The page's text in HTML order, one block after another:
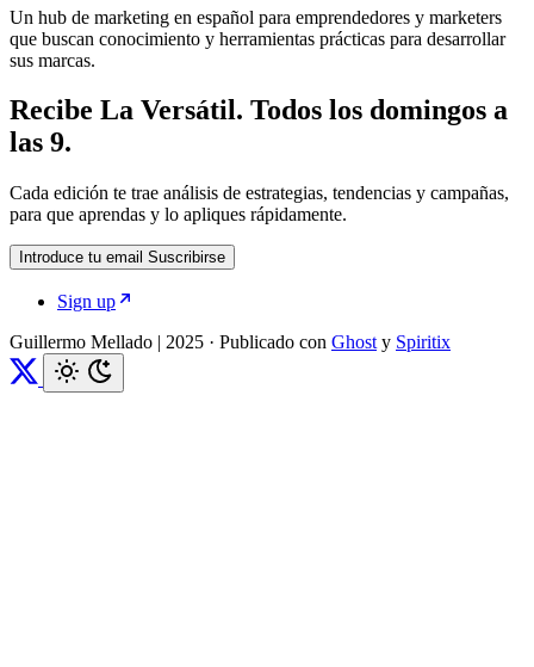
Un hub de marketing en español para emprendedores y marketers
que buscan conocimiento y herramientas prácticas para desarrollar
sus marcas.
Recibe La Versátil. Todos los domingos a
las 9.
Cada edición te trae análisis de estrategias, tendencias y campañas,
para que aprendas y lo apliques rápidamente.
Introduce tu email Suscribirse
Sign up
Guillermo Mellado | 2025 · Publicado con Ghost y Spiritix